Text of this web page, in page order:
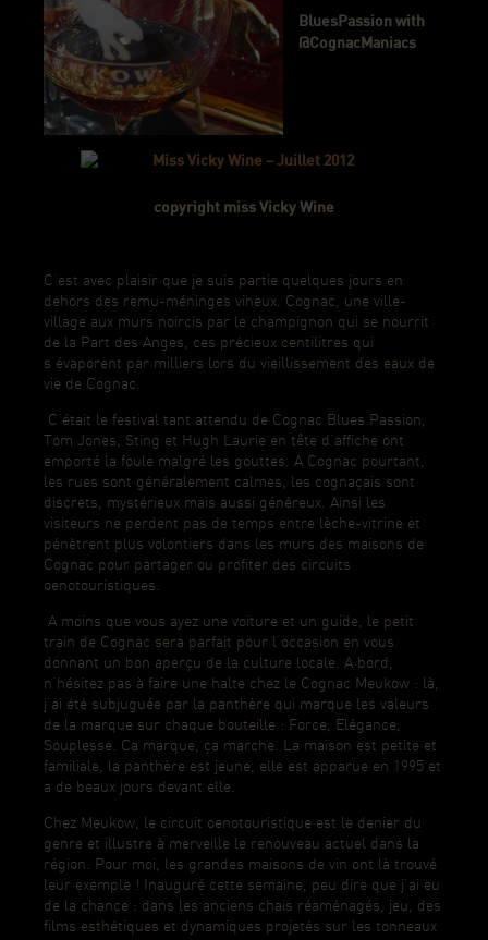
BluesPassion with
@CognacManiacs
copyright miss Vicky Wine
C’est avec plaisir que je suis partie quelques jours en
dehors des remu-méninges vineux. Cognac, une ville-
village aux murs noircis par le champignon qui se nourrit
de la Part des Anges, ces précieux centilitres qui
s’évaporent par milliers lors du vieillissement des eaux de
vie de Cognac.
C’était le festival tant attendu de Cognac Blues Passion,
Tom Jones, Sting et Hugh Laurie en tête d’affiche ont
emporté la foule malgré les gouttes. A Cognac pourtant,
les rues sont généralement calmes, les cognaçais sont
discrets, mystérieux mais aussi généreux. Ainsi les
visiteurs ne perdent pas de temps entre lèche-vitrine et
pénètrent plus volontiers dans les murs des maisons de
Cognac pour partager ou profiter des circuits
oenotouristiques.
A moins que vous ayez une voiture et un guide, le petit
train de Cognac sera parfait pour l’occasion en vous
donnant un bon aperçu de la culture locale. A bord,
n’hésitez pas à faire une halte chez le Cognac Meukow : là,
j’ai été subjuguée par la panthère qui marque les valeurs
de la marque sur chaque bouteille : Force, Elégance,
Souplesse. Ca marque, ça marche. La maison est petite et
familiale, la panthère est jeune, elle est apparue en 1995 et
a de beaux jours devant elle.
Chez Meukow, le circuit oenotouristique est le denier du
genre et illustre à merveille le renouveau actuel dans la
région. Pour moi, les grandes maisons de vin ont là trouvé
leur exemple ! Inauguré cette semaine, peu dire que j’ai eu
de la chance : dans les anciens chais réaménagés, jeu, des
films esthétiques et dynamiques projetés sur les tonneaux